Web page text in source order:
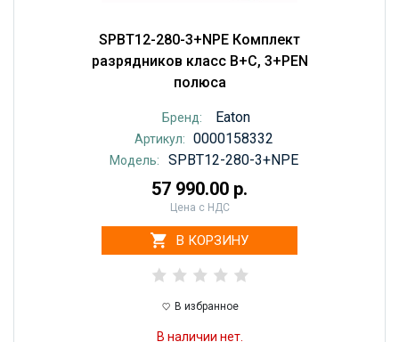
SPBT12-280-3+NPE Комплект
разрядников класс B+С, 3+PEN
полюса
Бренд: Eaton
Артикул: 0000158332
Модель: SPBT12-280-3+NPE
57 990.00 р.
Цена с НДС
В КОРЗИНУ
В избранное
В наличии нет.